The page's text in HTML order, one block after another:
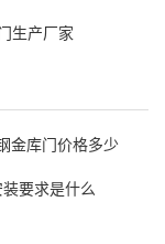
生产厂家
金库门价格多少
要求是什么